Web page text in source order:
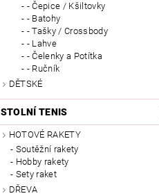
- Čepice / Kšiltovky
- Batohy
- Tašky / Crossbody
- Lahve
- Čelenky a Potítka
- Ručník
DĚTSKÉ
STOLNÍ TENIS
HOTOVÉ RAKETY
Soutěžní rakety
Hobby rakety
Sety raket
DŘEVA